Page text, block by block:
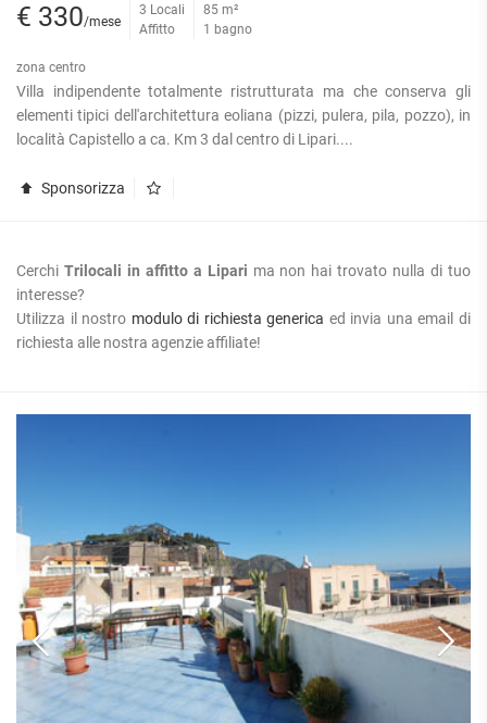
€ 330/mese
3 Locali
Affitto
85 m²
1 bagno
zona centro
Villa indipendente totalmente ristrutturata ma che conserva gli
elementi tipici dell'architettura eoliana (pizzi, pulera, pila, pozzo), in
località Capistello a ca. Km 3 dal centro di Lipari....
Sponsorizza
Cerchi Trilocali in affitto a Lipari ma non hai trovato nulla di tuo
interesse?
Utilizza il nostro modulo di richiesta generica ed invia una email di
richiesta alle nostra agenzie affiliate!